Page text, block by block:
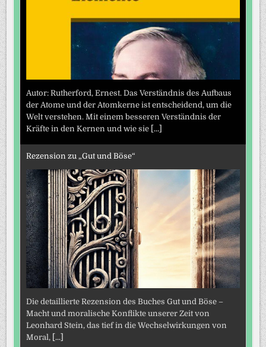
Autor: Rutherford, Ernest. Das Verständnis des Aufbaus
der Atome und der Atomkerne ist entscheidend, um die
Welt verstehen. Mit einem besseren Verständnis der
Kräfte in den Kernen und wie sie [...]
Rezension zu „Gut und Böse“
Die detaillierte Rezension des Buches Gut und Böse –
Macht und moralische Konflikte unserer Zeit von
Leonhard Stein, das tief in die Wechselwirkungen von
Moral,
[...]